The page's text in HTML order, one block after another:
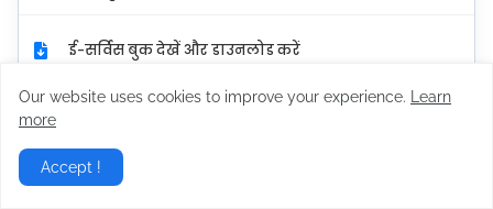
ई-सर्विस बुक देखें और डाउनलोड करें
पोर्टल का पासवर्ड भूल गए? ऐसे रिसेट करें
पासवर्ड एरर और कैप्चा समस्या का समाधान
Our website uses cookies to improve your experience.
Learn
more
Accept !